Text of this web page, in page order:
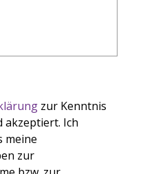
zur Kenntnis
akzeptiert. Ich
meine
zur